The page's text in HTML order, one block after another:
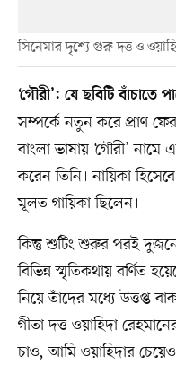
সিনেমার দৃশ্যে গুরু দত্ত ও
‘গৌরী’: যে ছবিটি বাঁচাতে
সম্পর্কে নতুন করে প্রাণ
বাংলা ভাষায় ‘গৌরী’ নামে
করেন তিনি। নায়িকা
মূলত গায়িকা ছিলেন।
কিন্তু শুটিং শুরুর পরই
বিভিন্ন স্মৃতিকথায় বর্ণিত
নিয়ে তাঁদের মধ্যে উত্তপ্ত
গীতা দত্ত ওয়াহিদা
চাও, আমি ওয়াহিদার